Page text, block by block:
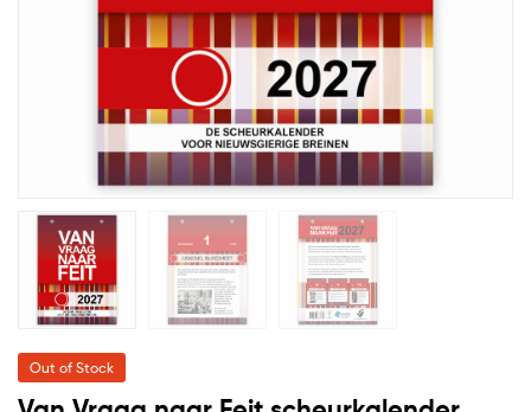
Out of Stock